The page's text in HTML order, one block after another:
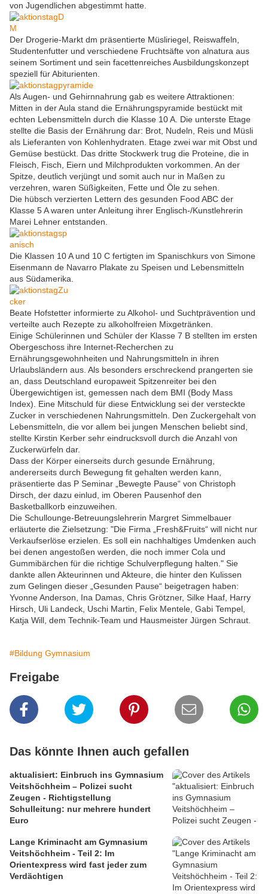
von Jugendlichen abgestimmt hatte.
Der Drogerie-Markt dm präsentierte Müsliriegel, Reiswaffeln,
Studentenfutter und verschiedene Fruchtsäfte von alnatura aus
seinem Sortiment und sein facettenreiches Ausbildungskonzept
speziell für Abiturienten.
Als Augen- und Gehirnnahrung gab es weitere Attraktionen:
Mitten in der Aula stand die Ernährungspyramide bestückt mit
echten Lebensmitteln durch die Klasse 10 A. Die unterste Etage
stellte die Basis der Ernährung dar: Brot, Nudeln, Reis und Müsli
als Lieferanten von Kohlenhydraten. Etage zwei war mit Obst und
Gemüse bestückt. Das dritte Stockwerk trug die Proteine, die in
Fleisch, Fisch, Eiern und Milchprodukten vorkommen. An der
Spitze, deutlich verjüngt und somit auch nur in Maßen zu
verzehren, waren Süßigkeiten, Fette und Öle zu sehen.
Die hübsch verzierten Lettern des gesunden Food ABC der
Klasse 5 A waren unter Anleitung ihrer Englisch-/Kunstlehrerin
Marei Lehner entstanden.
Die Klassen 10 A und 10 C fertigten im Spanischkurs von Simone
Eisenmann de Navarro Plakate zu Speisen und Lebensmitteln
aus Südamerika.
Beate Hofstetter informierte zu Alkohol- und Suchtprävention und
verteilte auch Rezepte zu alkoholfreien Mixgetränken.
Einige Schülerinnen und Schüler der Klasse 7 B stellten im ersten
Obergeschoss ihre Internet-Recherchen zu
Ernährungsgewohnheiten und Nahrungsmitteln in ihren
Urlaubsländern aus. Als besonders erschreckend prangerten sie
an, dass Deutschland europaweit Spitzenreiter bei den
Übergewichtigen ist, gemessen nach dem BMI (Body Mass
Index). Eine Mitschuld für diese Entwicklung sei der versteckte
Zucker in verschiedenen Nahrungsmitteln. Den Zuckergehalt von
Lebensmitteln, die vor allem bei jungen Menschen beliebt sind,
stellte Kirstin Kerber sehr eindrucksvoll durch die Anzahl von
Zuckerwürfeln dar.
Dass der Körper einerseits durch gesunde Ernährung,
andererseits durch Bewegung fit gehalten werden kann,
präsentierte das P Seminar „Bewegte Pause“ von Christoph
Dirsch, der dazu einlud, im Oberen Pausenhof den
Basketballkorb einzuweihen.
Die Schullounge-Betreuungslehrerin Margret Simmelbauer
erläuterte die Zielsetzung: "Die Firma „Fresh&Fruits“ will nicht nur
Verkaufserlöse erzielen. Es soll ein nachhaltiges Umdenken auch
bei denen angestoßen werden, die noch immer Cola und
Gummibärchen für die richtige Schulverpflegung halten." Sie
dankte allen Akteurinnen und Akteure, die hinter den Kulissen
zum Gelingen dieser „Gesunden Pause“ beigetragen haben:
Yvonne Anderson, Ina Damas, Chris Grötzner, Silke Haaf, Harry
Hirsch, Uli Landeck, Uschi Martin, Felix Mentele, Gabi Tempel,
Katja Will, dem Technik-Team und Hausmeister Jürgen Schraut.
#Bildung Gymnasium
Freigabe
Das könnte Ihnen auch gefallen
aktualisiert: Einbruch ins Gymnasium
Veitshöchheim – Polizei sucht
Zeugen - Richtigstellung
Schulleitung: nur mehrere hundert
Euro
Lange Kriminacht am Gymnasium
Veitshöchheim - Teil 2: Im
Orientexpress wird fast jeder zum
Verdächtigen